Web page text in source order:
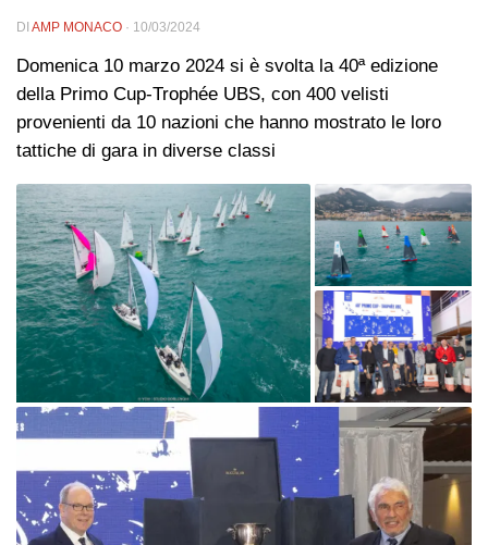
DI AMP MONACO · 10/03/2024
Domenica 10 marzo 2024 si è svolta la 40ª edizione
della Primo Cup-Trophée UBS, con 400 velisti
provenienti da 10 nazioni che hanno mostrato le loro
tattiche di gara in diverse classi